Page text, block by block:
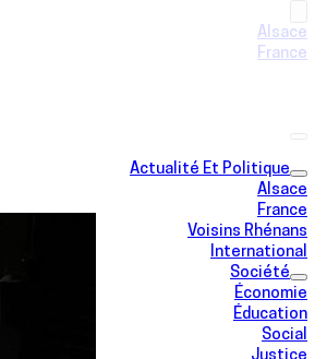
Alsace
France
Actualité Et Politique
Alsace
France
Voisins Rhénans
International
Société
Économie
Éducation
Social